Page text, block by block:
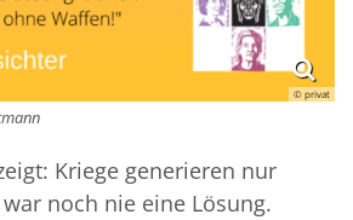
© privat
Kriege generieren nur
noch nie eine Lösung.